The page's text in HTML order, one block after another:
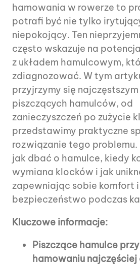
hamowania w rowerze to
potrafi być nie tylko
niepokojący. Ten
często wskazuje na
z układem hamulcowym,
zdiagnozować. W tym
przyjrzymy się
piszczących hamulców, od
zanieczyszczeń po zużycie
przedstawimy praktyczne
rozwiązanie tego problemu.
jak dbać o hamulce, kiedy
wymiana klocków i jak
zapewniając sobie komfort i
bezpieczeństwo podczas
Kluczowe informacje:
Piszczące hamulce
hamowaniu najczęściej